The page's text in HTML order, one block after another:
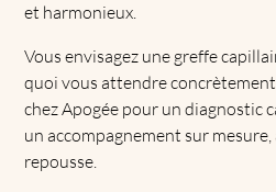
et harmonieux.
Vous envisagez une greffe
quoi vous attendre
chez Apogée pour un diagnostic
un accompagnement sur
repousse.